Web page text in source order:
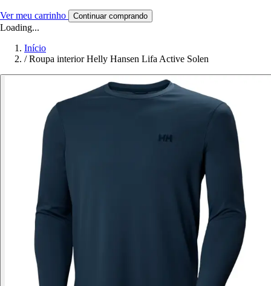
Ver meu carrinho Continuar comprando
Loading...
Início
/ Roupa interior Helly Hansen Lifa Active Solen